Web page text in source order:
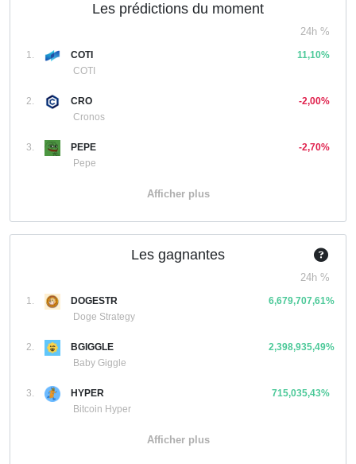
Les prédictions du moment
24h %
1.
COTI
COTI
11,10%
2.
CRO
Cronos
-2,00%
3.
PEPE
Pepe
-2,70%
Afficher plus
Les gagnantes
24h %
1.
DOGESTR
Doge Strategy
6,679,707,61%
2.
BGIGGLE
Baby Giggle
2,398,935,49%
3.
HYPER
Bitcoin Hyper
715,035,43%
Afficher plus